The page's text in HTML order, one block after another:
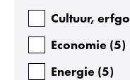
Cultuur,
Economie (5)
Energie (5)